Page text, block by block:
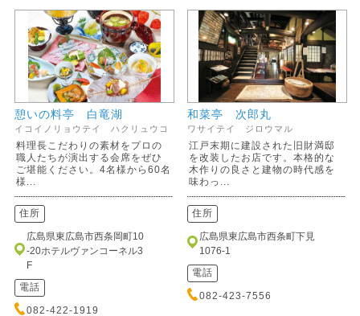
憩いの料亭 白竜湖
イコイノリョウテイ ハクリュウコ
料理長こだわりの素材をプロの
職人たちが演出する会席をぜひ
ご堪能ください。4名様から60名
様...
住所
広島県東広島市西条岡町10
-20ホテルヴァンコーネル3
F
電話
082-422-1919
和菜亭 次郎丸
ワサイテイ ジロウマル
江戸末期に建設された旧財満邸
を改装したお店です。本格的な
木作りの良さと建物の時代感を
味わっ...
住所
広島県東広島市西条町下見
1076-1
電話
082-423-7556